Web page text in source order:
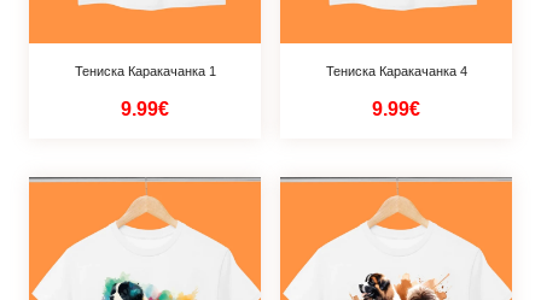
Тениска Каракачанка 1
9.99€
Тениска Каракачанка 4
9.99€